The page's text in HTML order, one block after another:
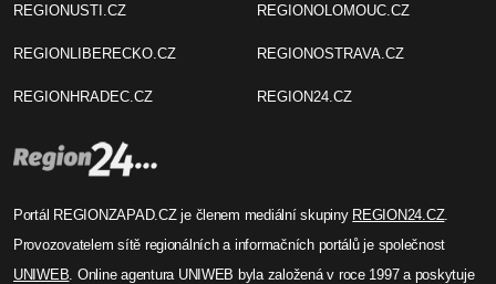
REGIONUSTI.CZ
REGIONLIBERECKO.CZ
REGIONHRADEC.CZ
REGIONOLOMOUC.CZ
REGIONOSTRAVA.CZ
REGION24.CZ
Portál REGIONZAPAD.CZ je členem mediální skupiny REGION24.CZ.
Provozovatelem sítě regionálních a informačních portálů je společnost
UNIWEB . Online agentura UNIWEB byla založená v roce 1997 a poskytuje